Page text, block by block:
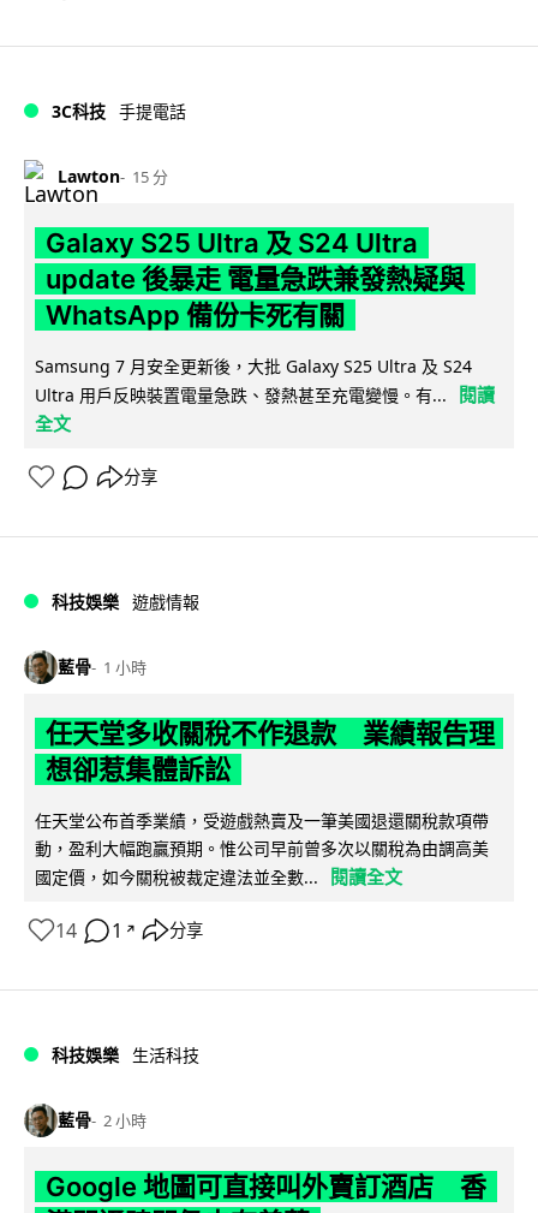
3C科技 手提電話
Lawton 15 分
Galaxy S25 Ultra 及 S24 Ultra
update 後暴走 電量急跌兼發熱疑與
WhatsApp 備份卡死有關
Samsung 7 月安全更新後，大批 Galaxy S25 Ultra 及 S24
Ultra 用戶反映裝置電量急跌、發熱甚至充電變慢。有...
閱讀
全文
分享
科技娛樂 遊戲情報
藍骨 1 小時
任天堂多收關稅不作退款 業績報告理
想卻惹集體訴訟
任天堂公布首季業績，受遊戲熱賣及一筆美國退還關稅款項帶
動，盈利大幅跑贏預期。惟公司早前曾多次以關稅為由調高美
國定價，如今關稅被裁定違法並全數...
閱讀全文
14 1 ↗ 分享
科技娛樂 生活科技
藍骨 2 小時
Google 地圖可直接叫外賣訂酒店 香